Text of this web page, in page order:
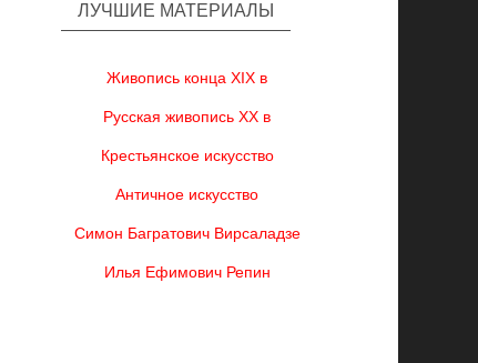
ЛУЧШИЕ МАТЕРИАЛЫ
Живопись конца XIX в
Русская живопись XX в
Крестьянское искусство
Античное искусство
Симон Багратович Вирсаладзе
Илья Ефимович Репин